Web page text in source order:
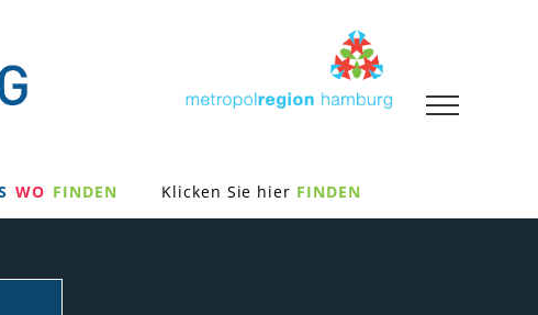
WO FINDEN Klicken Sie hier FINDEN